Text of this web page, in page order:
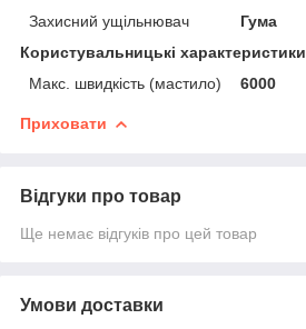
Захисний ущільнювач
Гума
Користувальницькі характеристики
Макс. швидкість (мастило)
6000
Приховати
Відгуки про товар
Ще немає відгуків про цей товар
Умови доставки